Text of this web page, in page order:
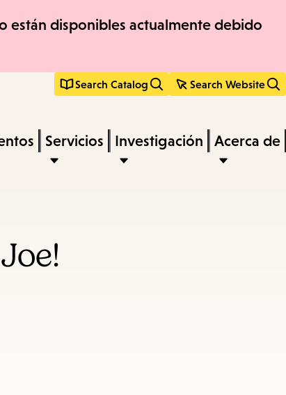
están disponibles actualmente debido
Search Catalog Search Website
Servicios Investigación Acerca de